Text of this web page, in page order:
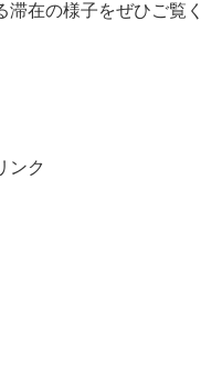
在の様子をぜひご覧く
ンク